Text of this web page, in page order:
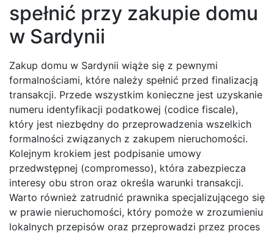
spełnić przy zakupie domu
w Sardynii
Zakup domu w Sardynii wiąże się z pewnymi
formalnościami, które należy spełnić przed finalizacją
transakcji. Przede wszystkim konieczne jest uzyskanie
numeru identyfikacji podatkowej (codice fiscale),
który jest niezbędny do przeprowadzenia wszelkich
formalności związanych z zakupem nieruchomości.
Kolejnym krokiem jest podpisanie umowy
przedwstępnej (compromesso), która zabezpiecza
interesy obu stron oraz określa warunki transakcji.
Warto również zatrudnić prawnika specjalizującego się
w prawie nieruchomości, który pomoże w zrozumieniu
lokalnych przepisów oraz przeprowadzi przez proces